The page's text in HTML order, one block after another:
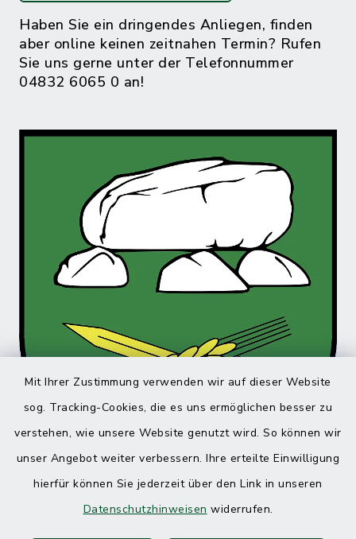
Mit Ihrer Zustimmung verwenden wir auf dieser Website
sog. Tracking-Cookies, die es uns ermöglichen besser zu
verstehen, wie unsere Website genutzt wird. So können wir
unser Angebot weiter verbessern. Ihre erteilte Einwilligung
hierfür können Sie jederzeit über den Link in unseren
Datenschutzhinweisen widerrufen.
Haben Sie ein dringendes Anliegen, finden
aber online keinen zeitnahen Termin? Rufen
Sie uns gerne unter der Telefonnummer
04832 6065 0 an!